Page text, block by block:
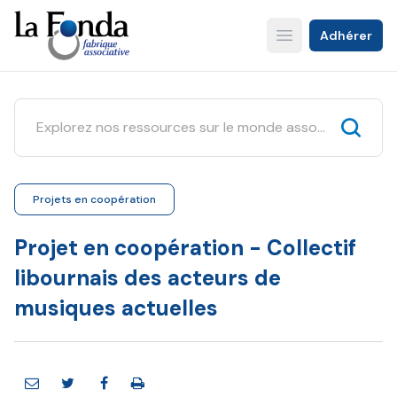
Aller
au
contenu
principal
Open main menu
Adhérer
Projets en coopération
Projet en coopération - Collectif
libournais des acteurs de
musiques actuelles